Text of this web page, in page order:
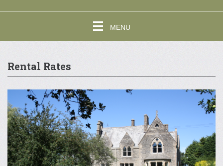
MENU
Rental Rates